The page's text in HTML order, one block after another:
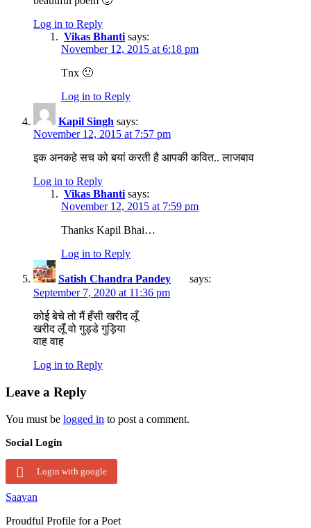
Log in to Reply
Vikas Bhanti says:
November 12, 2015 at 6:18 pm
Tnx 🙂
Log in to Reply
Kapil Singh says:
November 12, 2015 at 7:57 pm
इक अनकहे सच को बयां करती है आपकी कवित.. लाजबाव
Log in to Reply
Vikas Bhanti says:
November 12, 2015 at 7:59 pm
Thanks Kapil Bhai…
Log in to Reply
Satish Chandra Pandey
says:
September 7, 2020 at 11:36 pm
कोई बेचे तो मैं हँसी खरीद लूँ
खरीद लूँ वो गुड्डे गुड़िया
वाह वाह
Log in to Reply
Leave a Reply
You must be logged in to post a comment.
Social Login
Login with google
Saavan
Proudful Profile for a Poet